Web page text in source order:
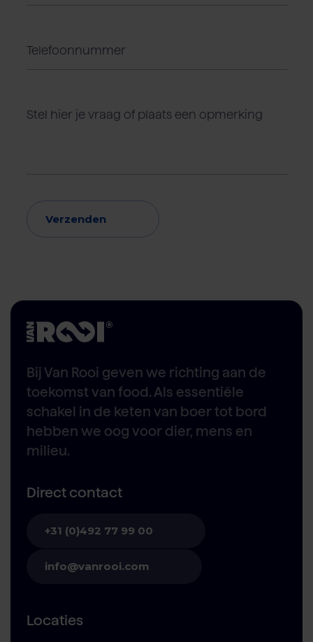
Verzenden
Bij Van Rooi geven we richting aan de
toekomst van food. Als essentiële
schakel in de keten van boer tot bord
hebben we oog voor dier, mens en
milieu.
Direct contact
+31 (0)492 77 99 00
info@vanrooi.com
Locaties